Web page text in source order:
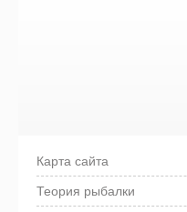
Карта сайта
Теория рыбалки